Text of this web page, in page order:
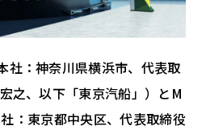
株式会社
社：神奈川県横浜市、代表取
之、以下「東京汽船」）とM
：東京都中央区、代表取締役